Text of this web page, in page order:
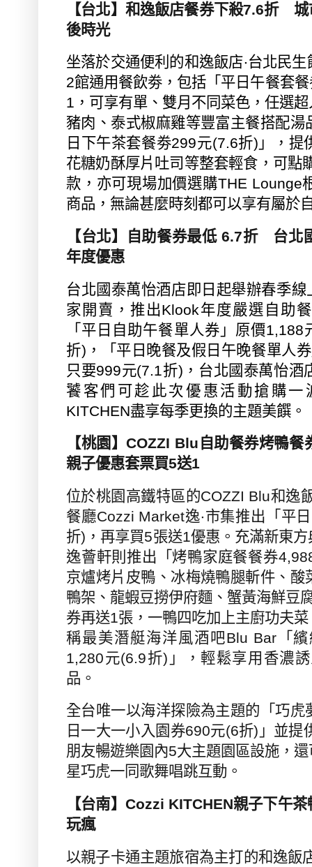
【台北】和逸飯店餐券下殺7.6折 城
後時光
坐落於交通便利的和逸飯店‧台北民
2館通用餐飲劵，包括「平日午餐套餐
1 ，可享有單、雙月不同菜色，任選
豬肉、泰式椒麻雞等豐富主餐搭配
日下午茶套餐劵299元(7.6折) 」，提
花糖奶酥厚片吐司等整套輕食，可點
款，亦可現場加價選購THE Lounge
商品，無論甚麼時刻都可以享有屬於
【台北】自助餐券最低6.7折 台北
年度優惠
台北國泰萬怡酒店即日起舉辦春季線
家開賣，推出Klook年度嚴選自助
「平日自助午餐單人券」原價1,188
折) ，「平日晚餐及假日午晚餐單人
只要999元(7.1折) ，台北國泰萬怡
饕客們可趁此次優惠活動搶購一
KITCHEN盡享每季更換的主題美饌。
【桃園】COZZI Blu 自助餐券烤鴨
親子優惠套票買5送1
位於桃園高鐵特區的COZZI Blu和逸
餐廳Cozzi Market逸‧市集推出「平
折) ，再享買5張送1優惠。充滿新東
逸薈軒則推出「烤鴨家庭餐餐券
京爐烤片皮鴨、冰梅燒鴨腿斬件、
鴨架、龍蝦豆撈伊府麵、蟹黃海鮮豆
券再送1張，一鴨四吃加上主廚功夫
稱最美潛艇海洋風酒吧Blu Bar「繽
1,280元(6.9折) 」，輕鬆享用香濃
品。
全台唯一以海洋探險為主題的「巧
日一大一小入園券690元(6折) 」並提
朋友暢遊樂園內5大主題園區設施，
星巧虎一同歌舞唱跳互動。
【台南】 Cozzi KITCHEN親子下午
玩瘋
以親子卡通主題旅宿為主打的和逸飯